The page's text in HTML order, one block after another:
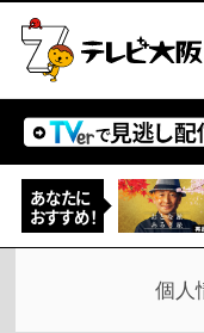
あなたに
おすすめ！
個人